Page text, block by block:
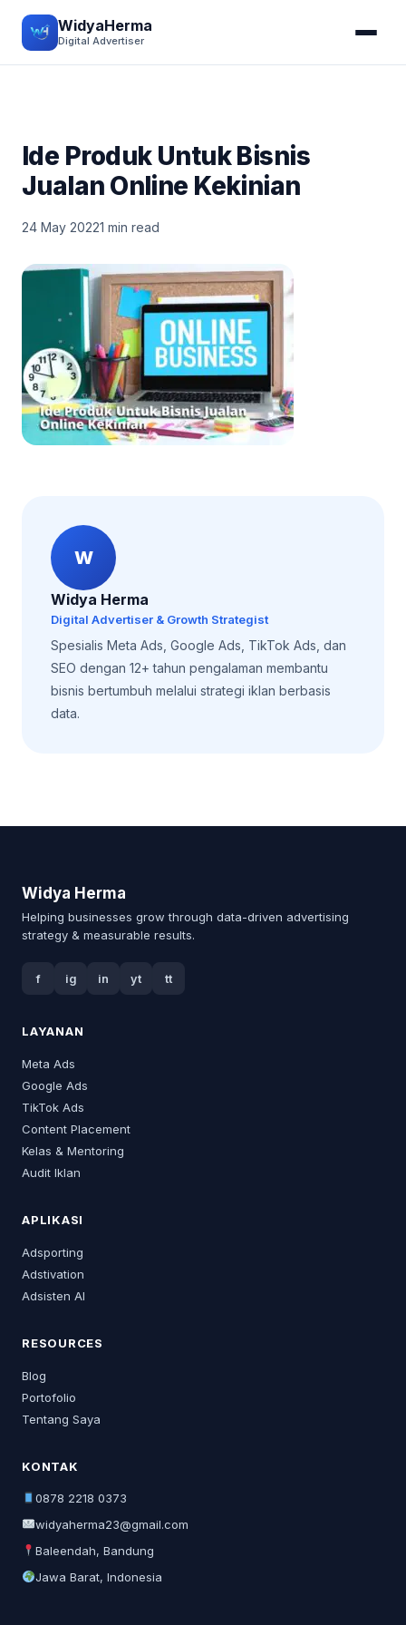
WidyaHerma
Digital Advertiser
Ide Produk Untuk Bisnis
Jualan Online Kekinian
24 May 20221 min read
W
Widya Herma
Digital Advertiser & Growth Strategist
Spesialis Meta Ads, Google Ads, TikTok Ads, dan
SEO dengan 12+ tahun pengalaman membantu
bisnis bertumbuh melalui strategi iklan berbasis
data.
Widya Herma
Helping businesses grow through data-driven advertising
strategy & measurable results.
f ig in yt tt
LAYANAN
Meta Ads
Google Ads
TikTok Ads
Content Placement
Kelas & Mentoring
Audit Iklan
APLIKASI
Adsporting
Adstivation
Adsisten AI
RESOURCES
Blog
Portofolio
Tentang Saya
KONTAK
0878 2218 0373
widyaherma23@gmail.com
Baleendah, Bandung
Jawa Barat, Indonesia